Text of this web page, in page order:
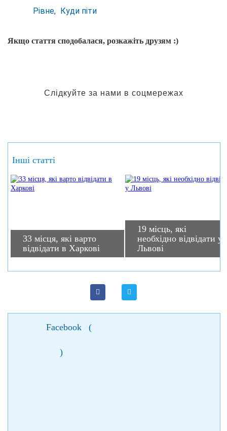
Рівне Куди піти
Якщо стаття сподобалася, розкажіть друзям :)
Слідкуйте за нами в соцмережах
Інші статті
33 місця, які варто
відвідати в Харкові
19 місць, які
необхідно відвідати у
Львові
Facebook (
)